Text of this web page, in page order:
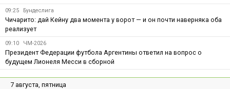
09:25 Бундеслига
Чичарито: дай Кейну два момента у ворот — и он почти наверняка оба
реализует
09:10 ЧМ-2026
Президент Федерации футбола Аргентины ответил на вопрос о
будущем Лионеля Месси в сборной
7 августа, пятница